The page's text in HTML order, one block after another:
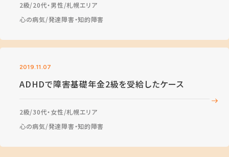
2級 20代・男性 札幌エリア
心の病気 発達障害・知的障害
2019.11.07
ADHDで障害基礎年金2級を受給したケース
2級 30代・女性 札幌エリア
心の病気 発達障害・知的障害